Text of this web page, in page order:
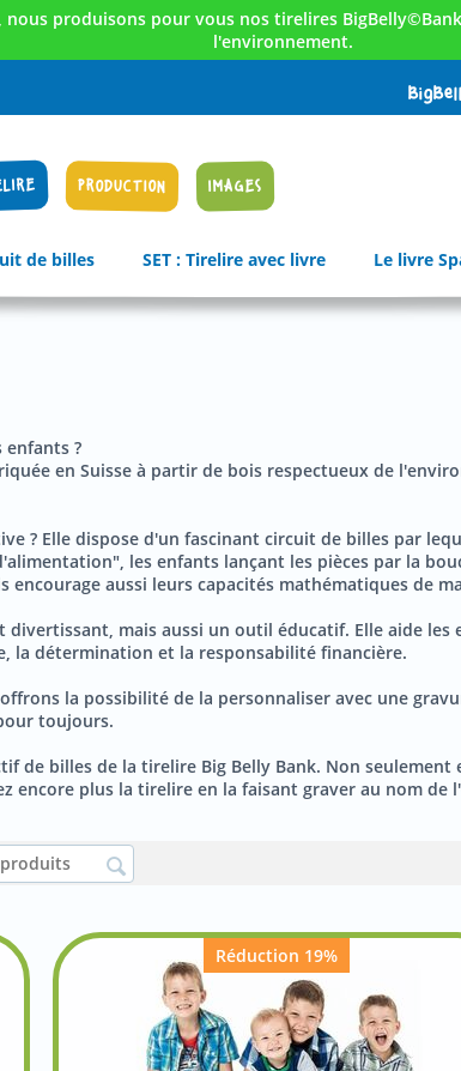
nous produisons pour vous nos tirelires
l'environnement.
PRODUCTION IMAGES
de billes SET : Tirelire avec livre Le livre
?
en Suisse à partir de bois respectueux de
? Elle dispose d'un fascinant circuit de billes par
les enfants lançant les pièces par la
aussi leurs capacités mathématiques de
mais aussi un outil éducatif. Elle aide
la détermination et la responsabilité financière.
la possibilité de la personnaliser avec une
toujours.
de billes de la tirelire Big Belly Bank. Non
encore plus la tirelire en la faisant graver au nom de
Réduction 19%